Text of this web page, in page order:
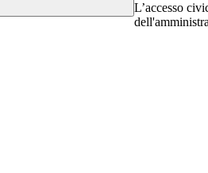
L’accesso